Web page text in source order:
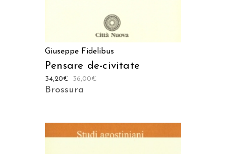
Giuseppe Fidelibus
Pensare de-civitate
36,00€
34,20€
Brossura